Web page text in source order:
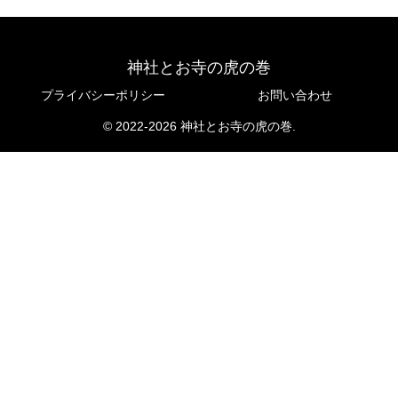
神社とお寺の虎の巻
プライバシーポリシー お問い合わせ
© 2022-2026 神社とお寺の虎の巻.